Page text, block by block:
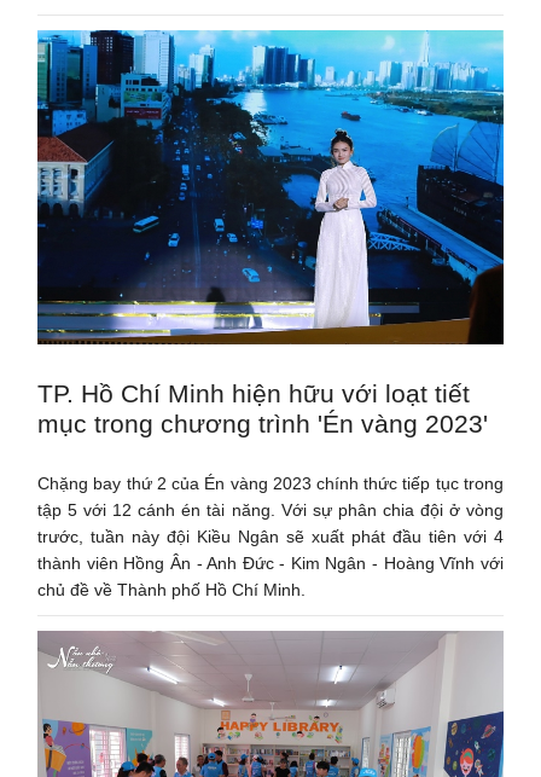
TP. Hồ Chí Minh hiện hữu với loạt tiết
mục trong chương trình 'Én vàng 2023'
Chặng bay thứ 2 của Én vàng 2023 chính thức tiếp tục trong
tập 5 với 12 cánh én tài năng. Với sự phân chia đội ở vòng
trước, tuần này đội Kiều Ngân sẽ xuất phát đầu tiên với 4
thành viên Hồng Ân - Anh Đức - Kim Ngân - Hoàng Vĩnh với
chủ đề về Thành phố Hồ Chí Minh.